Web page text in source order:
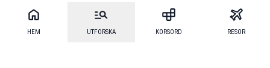
HEM UTFORSKA KORSORD RESOR